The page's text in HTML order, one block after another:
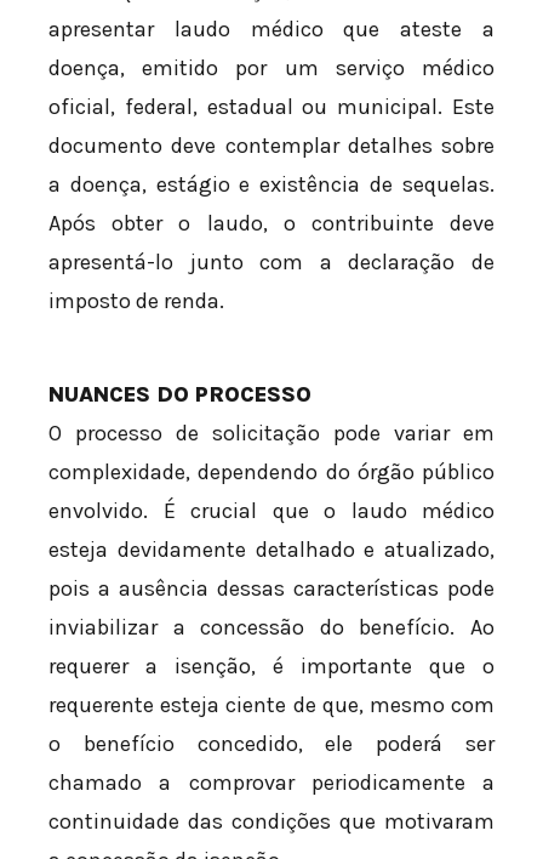
apresentar laudo médico que ateste a
doença, emitido por um serviço médico
oficial, federal, estadual ou municipal. Este
documento deve contemplar detalhes sobre
a doença, estágio e existência de sequelas.
Após obter o laudo, o contribuinte deve
apresentá-lo junto com a declaração de
imposto de renda.
NUANCES DO PROCESSO
O processo de solicitação pode variar em
complexidade, dependendo do órgão público
envolvido. É crucial que o laudo médico
esteja devidamente detalhado e atualizado,
pois a ausência dessas características pode
inviabilizar a concessão do benefício. Ao
requerer a isenção, é importante que o
requerente esteja ciente de que, mesmo com
o benefício concedido, ele poderá ser
chamado a comprovar periodicamente a
continuidade das condições que motivaram